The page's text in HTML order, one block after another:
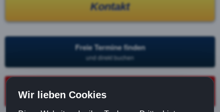
Kontakt
Freie Termine finden
und direkt buchen
30 Minuten · kostenfrei
Wir lieben Cookies